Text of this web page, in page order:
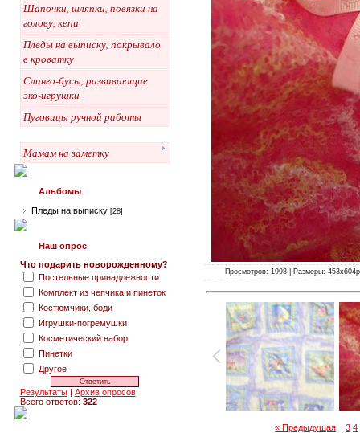
Шапочки, шляпки, повязки на
голову, кепи
Пледы на выписку, покрывало
в кроватку
Слинго-бусы, развивающие
эко-игрушки
Пуговицы ручной работы
Мамам на заметку
Альбомы
Пледы на выписку [28]
Наш опрос
Что подарить новорожденному?
Постельные принадлежности
Комплект из чепчика и пинеток
Костюмчики, боди
Игрушки-погремушки
Косметический набор
Пинетки
Другое
Результаты| Архив опросов
Всего ответов: 322
Просмотров: 1998 | Размеры:
« Предыдущая |3 4